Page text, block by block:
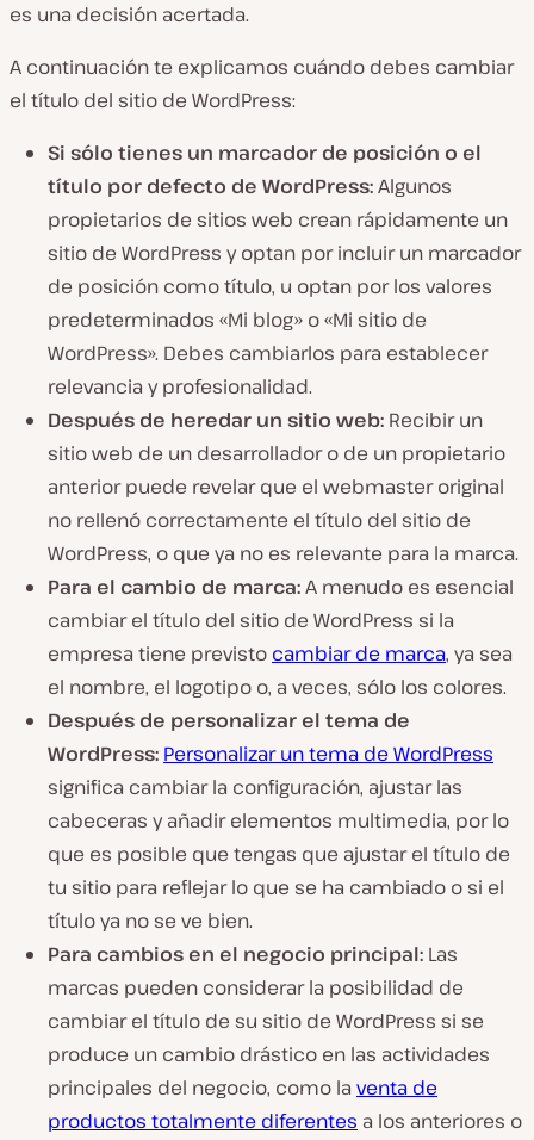
es una decisión acertada.
A continuación te explicamos cuándo debes cambiar
el título del sitio de WordPress:
Si sólo tienes un marcador de posición o el
título por defecto de WordPress:Algunos
propietarios de sitios web crean rápidamente un
sitio de WordPress y optan por incluir un marcador
de posición como título, u optan por los valores
predeterminados «Mi blog» o «Mi sitio de
WordPress». Debes cambiarlos para establecer
relevancia y profesionalidad.
Después de heredar un sitio web: Recibir un
sitio web de un desarrollador o de un propietario
anterior puede revelar que el webmaster original
no rellenó correctamente el título del sitio de
WordPress, o que ya no es relevante para la marca.
Para el cambio de marca:A menudo es esencial
cambiar el título del sitio de WordPress si la
empresa tiene previsto cambiar de marca, ya sea
el nombre, el logotipo o, a veces, sólo los colores.
Después de personalizar el tema de
WordPress: Personalizar un tema de WordPress
significa cambiar la configuración, ajustar las
cabeceras y añadir elementos multimedia, por lo
que es posible que tengas que ajustar el título de
tu sitio para reflejar lo que se ha cambiado o si el
título ya no se ve bien.
Para cambios en el negocio principal: Las
marcas pueden considerar la posibilidad de
cambiar el título de su sitio de WordPress si se
produce un cambio drástico en las actividades
principales del negocio, como la venta de
productos totalmente diferentes a los anteriores o